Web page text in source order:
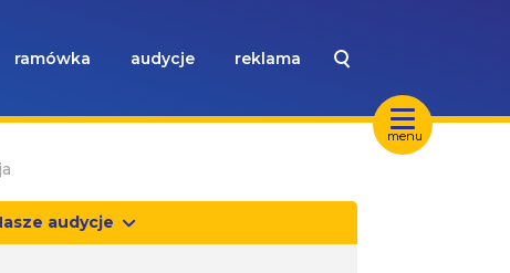
menu
ramówka audycje reklama
audycje